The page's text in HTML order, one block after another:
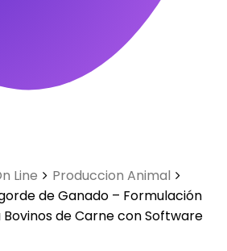
Line
Produccion Animal
de Ganado – Formulación
de Carne con Software